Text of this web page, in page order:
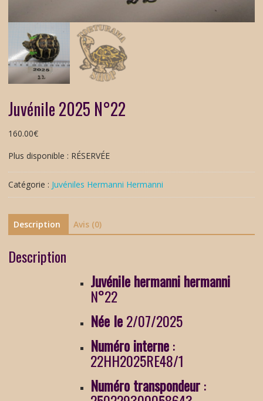
Juvénile 2025 N°22
160.00€
Plus disponible : RÉSERVÉE
Catégorie : Juvéniles Hermanni Hermanni
Description Avis (0)
Description
Juvénilehermanni hermanni
N°22
Née le2/07/2025
Numéro interne:
22HH2025RE48/1
Numéro transpondeur: